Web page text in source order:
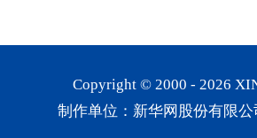
Copyright © 2000 - 2026
制作单位：新华网股份有限